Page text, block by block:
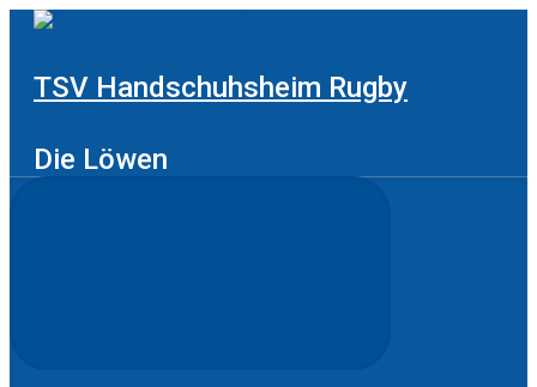
Zum
TSV Handschuhsheim Rugby
Die Löwen